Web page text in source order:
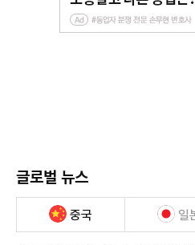
글로벌 뉴스
중국 일